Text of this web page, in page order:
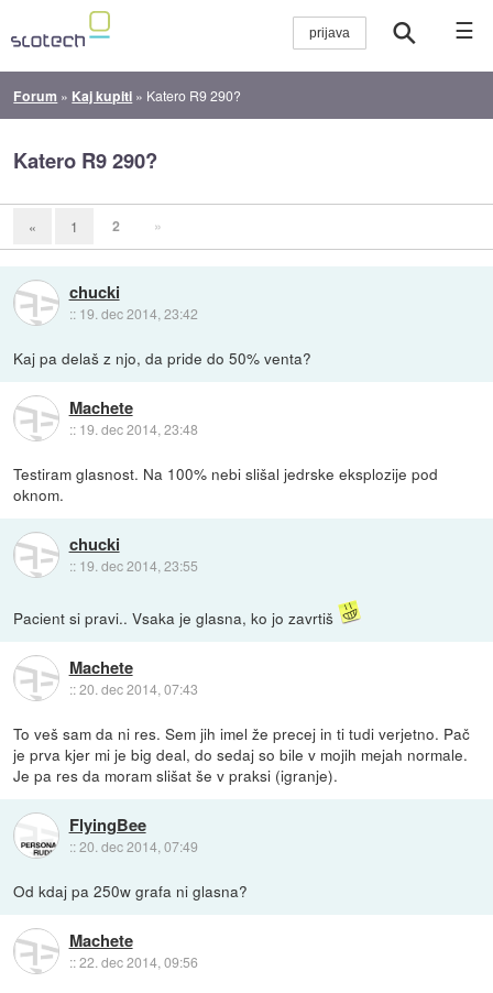
☰
Forum » Kaj kupiti » Katero R9 290?
Katero R9 290?
« 1 2 »
chucki
:: 19. dec 2014, 23:42
Kaj pa delaš z njo, da pride do 50% venta?
Machete
:: 19. dec 2014, 23:48
Testiram glasnost. Na 100% nebi slišal jedrske eksplozije pod
oknom.
chucki
:: 19. dec 2014, 23:55
Pacient si pravi.. Vsaka je glasna, ko jo zavrtiš
Machete
::20. dec 2014, 07:43
To veš sam da ni res. Sem jih imel že precej in ti tudi verjetno. Pač
je prva kjer mi je big deal, do sedaj so bile v mojih mejah normale.
Je pa res da moram slišat še v praksi (igranje).
FlyingBee
::20. dec 2014, 07:49
Od kdaj pa 250w grafa ni glasna?
Machete
::22. dec 2014, 09:56